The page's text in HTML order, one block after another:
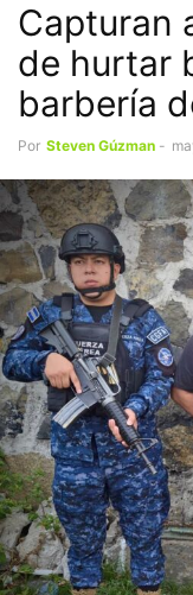
Capturan
de hurtar
barbería
Por Steven Gúzman -